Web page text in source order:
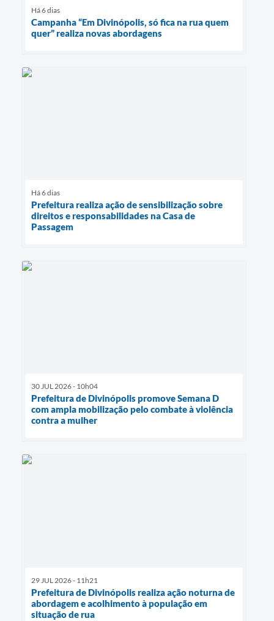
Há 6 dias
Campanha “Em Divinópolis, só fica na rua quem
quer” realiza novas abordagens
Há 6 dias
Prefeitura realiza ação de sensibilização sobre
direitos e responsabilidades na Casa de
Passagem
30 JUL 2026 - 10h04
Prefeitura de Divinópolis promove Semana D
com ampla mobilização pelo combate à violência
contra a mulher
29 JUL 2026 - 11h21
Prefeitura de Divinópolis realiza ação noturna de
abordagem e acolhimento à população em
situação de rua